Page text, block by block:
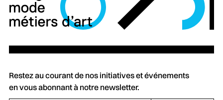
Restez au courant de nos initiatives et événements
en vous abonnant à notre newsletter.